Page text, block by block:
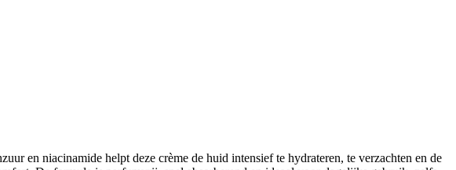
en niacinamide helpt deze crème de huid intensief te hydrateren, te verzachten en de